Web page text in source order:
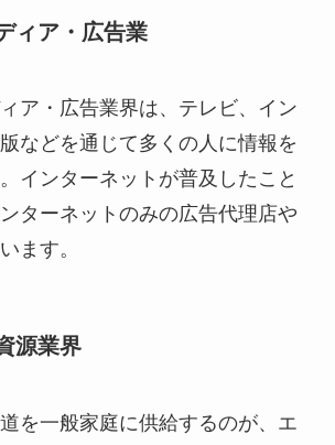
ィア・広告業
ア・広告業界は、テレビ、イン
などを通じて多くの人に情報を
インターネットが普及したこと
ターネットのみの広告代理店や
ます。
源業界
を一般家庭に供給するのが、エ